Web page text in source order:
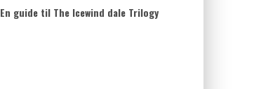
En guide til The Icewind dale Trilogy